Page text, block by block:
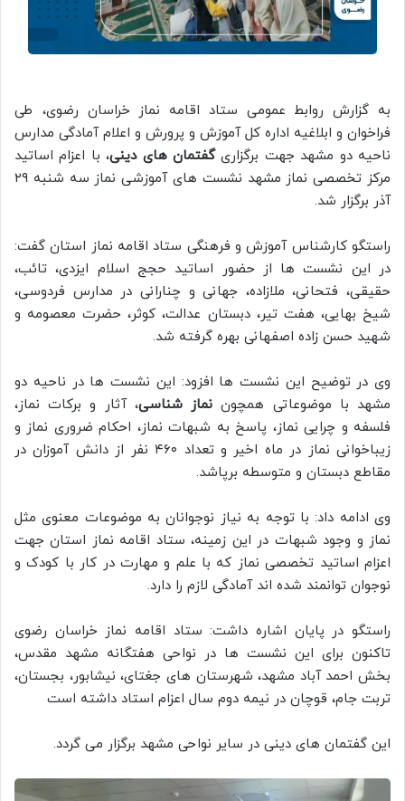
به گزارش روابط عمومی ستاد اقامه نماز خراسان رضوی، طی
فراخوان و ابلاغیه اداره کل آموزش و پرورش و اعلام آمادگی مدارس
ناحیه دو مشهد جهت برگزاریگفتمان های دینی، با اعزام اساتید
مرکز تخصصی نماز مشهد نشست های آموزشی نماز سه شنبه ۲۹
آذر برگزار شد.
راستگو کارشناس آموزش و فرهنگی ستاد اقامه نماز استان گفت:
در این نشست ها از حضور اساتید حجج اسلام ایزدی، تائب،
حقیقی، فتحانی، ملازاده، جهانی و چنارانی در مدارس فردوسی،
شیخ بهایی، هفت تیر، دبستان عدالت، کوثر، حضرت معصومه و
شهید حسن زاده اصفهانی بهره گرفته شد.
وی در توضیح این نشست ها افزود: این نشست ها در ناحیه دو
مشهد با موضوعاتی همچون نماز شناسی، آثار و برکات نماز،
فلسفه و چرایی نماز، پاسخ به شبهات نماز، احکام ضروری نماز و
زیباخوانی نماز در ماه اخیر و تعداد ۴۶۰ نفر از دانش آموزان در
مقاطع دبستان و متوسطه برپاشد.
وی ادامه داد: با توجه به نیاز نوجوانان به موضوعات معنوی مثل
نماز و وجود شبهات در این زمینه، ستاد اقامه نماز استان جهت
اعزام اساتید تخصصی نماز که با علم و مهارت در کار با کودک و
نوجوان توانمند شده اند آمادگی لازم را دارد.
راستگو در پایان اشاره داشت: ستاد اقامه نماز خراسان رضوی
تاکنون برای این نشست ها در نواحی هفتگانه مشهد مقدس،
بخش احمد آباد مشهد، شهرستان های جغتای، نیشابور، بجستان،
تربت جام، قوچان در نیمه دوم سال اعزام استاد داشته است
این گفتمان های دینی در سایر نواحی مشهد برگزار می گردد.